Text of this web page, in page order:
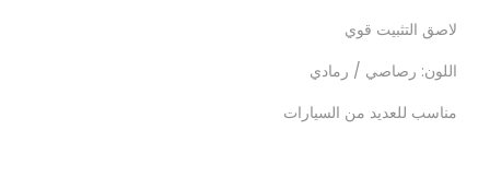
لاصق التثبيت قوي
اللون: رصاصي / رمادي
مناسب للعديد من السيارات